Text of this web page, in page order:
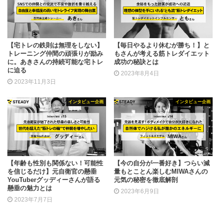
【宅トレの鉄則は無理をしない】
トレーニング仲間の頑張りが励み
に。あきさんの持続可能な宅トレ
に迫る
2023年11月3日
【毎日やるより休むが勝ち！】と
もさんが考える筋トレダイエット
成功の秘訣とは
2023年8月4日
インタビュー企画
【年齢も性別も関係ない！可能性
を信じるだけ】元自衛官の懸垂
YouTuberグッディーさんが語る
懸垂の魅力とは
2023年7月7日
インタビュー企画
【今の自分が一番好き】つらい減
量もとことん楽しむMIWAさんの
元気の秘密を徹底解剖
2023年6月9日